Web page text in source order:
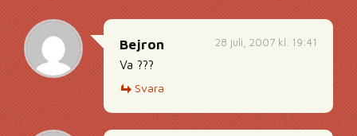
28 juli, 2007 kl. 19:41
Bejron
Va ???
Svara